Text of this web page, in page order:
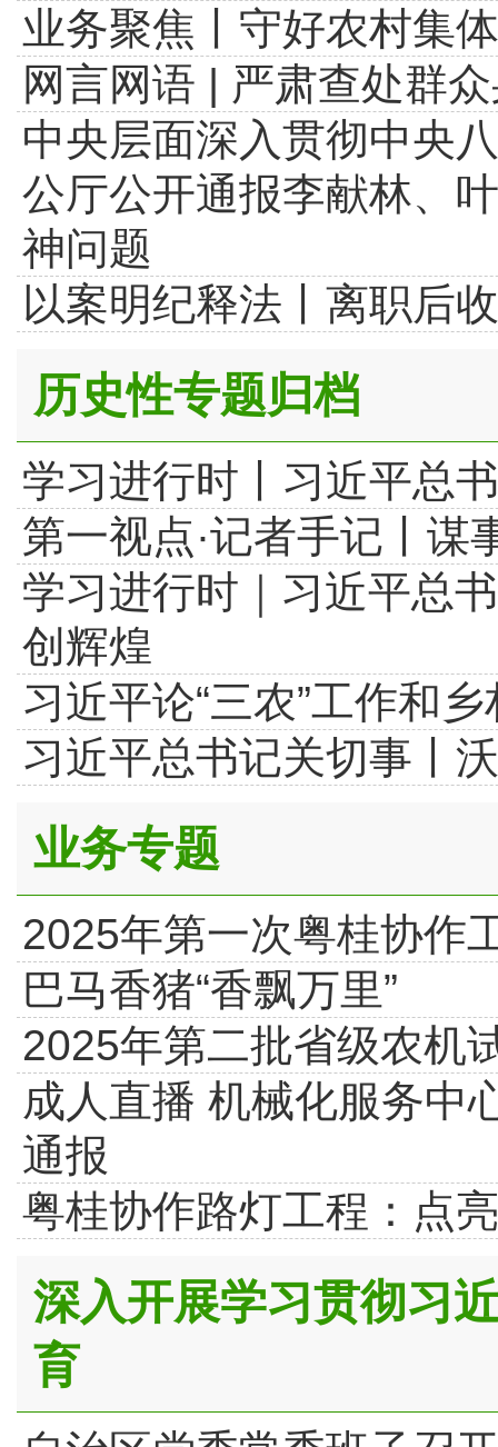
业务聚焦丨守好农村集
网言网语 | 严肃查处群
中央层面深入贯彻中央
公厅公开通报李献林、
神问题
以案明纪释法丨离职后
历史性专题归档
学习进行时丨习近平总
第一视点·记者手记丨
学习进行时｜习近平总
创辉煌
习近平论“三农”工作和
习近平总书记关切事丨
业务专题
2025年第一次粤桂协作
巴马香猪“香飘万里”
2025年第二批省级农机
成人直播 机械化服务中
通报
粤桂协作路灯工程：点
深入开展学习贯彻习
育